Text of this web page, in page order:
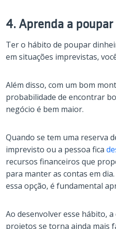
4. Aprenda a poupar
Ter o hábito de poupar
em situações imprevistas,
Além disso, com um bom
probabilidade de encontrar
negócio é bem maior.
Quando se tem uma reserva
imprevisto ou a pessoa fica
recursos financeiros que
para manter as contas em
essa opção, é fundamental
Ao desenvolver esse hábito,
projetos se torna ainda mais